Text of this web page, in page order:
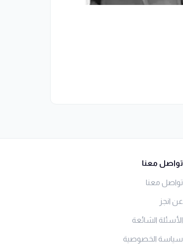
تواصل معنا
تواصل معنا
عن انجز
الأسئلة الشائعة
سياسة الخصوصية